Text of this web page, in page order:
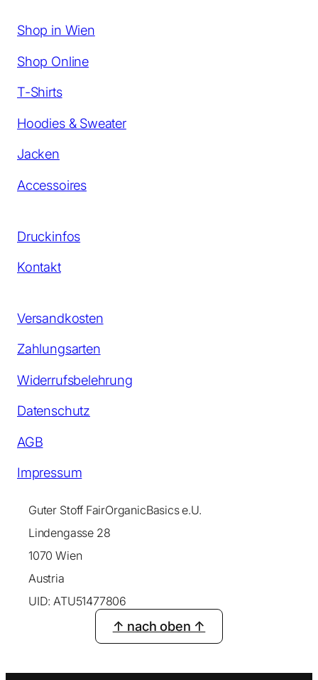
Shop in Wien
Shop Online
T-Shirts
Hoodies & Sweater
Jacken
Accessoires
Druckinfos
Kontakt
Versandkosten
Zahlungsarten
Widerrufsbelehrung
Datenschutz
AGB
Impressum
Guter Stoff FairOrganicBasics e.U.
Lindengasse 28
1070 Wien
Austria
UID: ATU51477806
↑ nach oben ↑